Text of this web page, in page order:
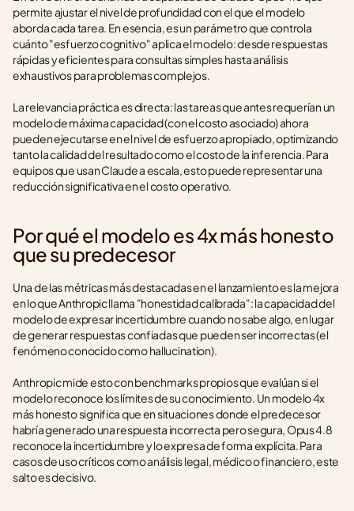
permite ajustar el nivel de profundidad con el que el modelo
aborda cada tarea. En esencia, es un parámetro que controla
cuánto "esfuerzo cognitivo" aplica el modelo: desde respuestas
rápidas y eficientes para consultas simples hasta análisis
exhaustivos para problemas complejos.
La relevancia práctica es directa: las tareas que antes requerían un
modelo de máxima capacidad (con el costo asociado) ahora
pueden ejecutarse en el nivel de esfuerzo apropiado, optimizando
tanto la calidad del resultado como el costo de la inferencia. Para
equipos que usan Claude a escala, esto puede representar una
reducción significativa en el costo operativo.
Por qué el modelo es 4x más honesto
que su predecesor
Una de las métricas más destacadas en el lanzamiento es la mejora
en lo que Anthropic llama "honestidad calibrada": la capacidad del
modelo de expresar incertidumbre cuando no sabe algo, en lugar
de generar respuestas confiadas que pueden ser incorrectas (el
fenómeno conocido como hallucination).
Anthropic mide esto con benchmarks propios que evalúan si el
modelo reconoce los límites de su conocimiento. Un modelo 4x
más honesto significa que en situaciones donde el predecesor
habría generado una respuesta incorrecta pero segura, Opus 4.8
reconoce la incertidumbre y lo expresa de forma explícita. Para
casos de uso críticos como análisis legal, médico o financiero, este
salto es decisivo.